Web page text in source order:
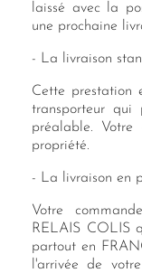
laissé avec la
une prochaine
- La livraison
Cette prestation
transporteur qui
préalable.
propriété.
- La livraison en
Votre
RELAIS COLIS
partout en
l'arrivée de